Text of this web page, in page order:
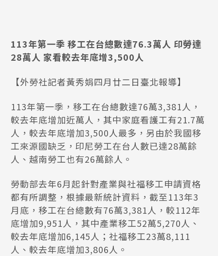
113年第一季 移工在台總數達76.3萬人 印勞達
28萬人 家看較去年底增3,500人
【外勞社記者黃秀娟四月廿二日臺北報導】
113年第一季，移工在台總數達76萬3,381人，
較去年底增加近萬人，其中家庭看護工有21.7萬
人，較去年底增加3,500人最多，另由於我國移
工來源國缺乏，印尼勞工在台人數已達28萬餘
人、越南勞工也有26萬餘人。
勞動部去年6月起針對產業與社福移工申請資格
都有所調整，根據最新統計資料，截至113年3
月底，移工在台總數有76萬3,381人，較112年
底增加9,951人，其中產業移工52萬5,270人、
較去年底增加6,145人；社福移工23萬8,111
人、較去年底增加3,806人。